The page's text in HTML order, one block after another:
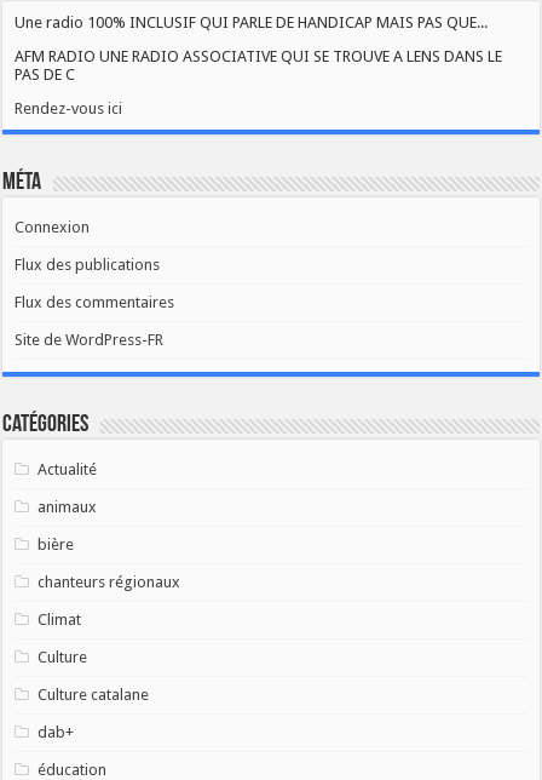
Une radio 100% INCLUSIF QUI PARLE DE HANDICAP MAIS PAS QUE...
AFM RADIO UNE RADIO ASSOCIATIVE QUI SE TROUVE A LENS DANS LE
PAS DE C
Rendez-vous ici
Méta
Connexion
Flux des publications
Flux des commentaires
Site de WordPress-FR
Catégories
Actualité
animaux
bière
chanteurs régionaux
Climat
Culture
Culture catalane
dab+
éducation